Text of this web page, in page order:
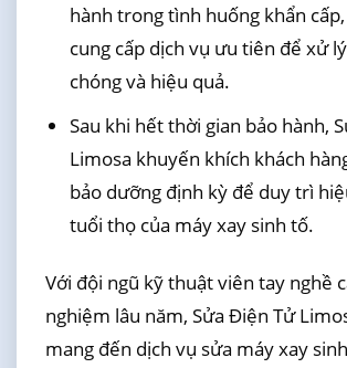
hành trong tình huống khẩn
cung cấp dịch vụ ưu tiên để xử
chóng và hiệu quả.
Sau khi hết thời gian bảo hành,
Limosa khuyến khích khách
bảo dưỡng định kỳ để duy trì
tuổi thọ của máy xay sinh tố.
Với đội ngũ kỹ thuật viên tay nghề
nghiệm lâu năm, Sửa Điện Tử
mang đến dịch vụ sửa máy xay